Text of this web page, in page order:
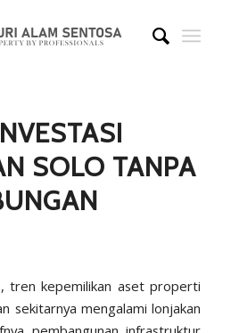
SOLO TANPA
tren kepemilikan aset properti
sekitarnya mengalami lonjakan